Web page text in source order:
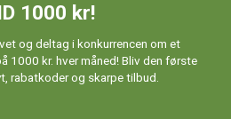
1000 kr!
og deltag i konkurrencen om et
1000 kr. hver måned! Bliv den første
rabatkoder og skarpe tilbud.